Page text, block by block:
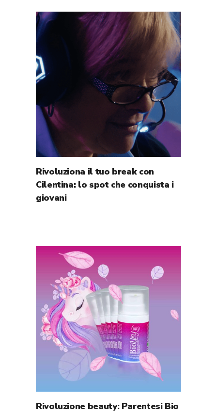
Rivoluziona il tuo break con
Cilentina: lo spot che conquista i
giovani
Rivoluzione beauty: Parentesi Bio